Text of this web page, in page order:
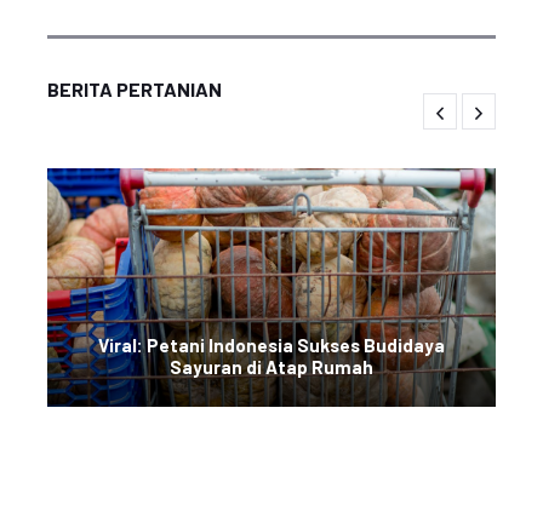
BERITA PERTANIAN
Viral: Petani Indonesia Sukses Budidaya
Sayuran di Atap Rumah